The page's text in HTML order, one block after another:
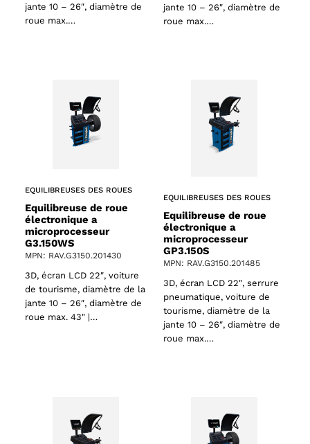
jante 10 – 26″, diamètre de
roue max.…
jante 10 – 26″, diamètre de
roue max.…
EQUILIBREUSES DES ROUES
Equilibreuse de roue
électronique a
microprocesseur
G3.150WS
MPN: RAV.G3150.201430
3D, écran LCD 22″, voiture
de tourisme, diamètre de la
jante 10 – 26″, diamètre de
roue max. 43″ |…
EQUILIBREUSES DES ROUES
Equilibreuse de roue
électronique a
microprocesseur
GP3.150S
MPN: RAV.G3150.201485
3D, écran LCD 22″, serrure
pneumatique, voiture de
tourisme, diamètre de la
jante 10 – 26″, diamètre de
roue max.…